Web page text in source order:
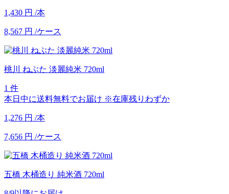
1,430 円 /本
8,567 円 /ケース
桃川 ねぶた 淡麗純米 720ml
1 件
本日中に送料無料でお届け ※在庫残りわずか
1,276 円 /本
7,656 円 /ケース
五橋 木桶造り 純米酒 720ml